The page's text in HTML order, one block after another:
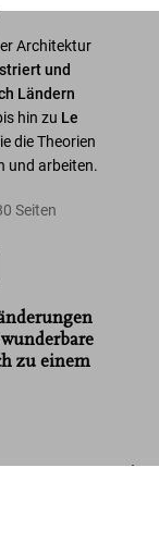
Architektur
und
Ländern
hin zu Le
die Theorien
und arbeiten.
Seiten
zu einem